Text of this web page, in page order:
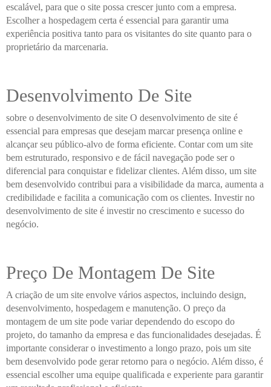
escalável, para que o site possa crescer junto com a empresa.
Escolher a hospedagem certa é essencial para garantir uma
experiência positiva tanto para os visitantes do site quanto para o
proprietário da marcenaria.
Desenvolvimento De Site
sobre o desenvolvimento de site O desenvolvimento de site é
essencial para empresas que desejam marcar presença online e
alcançar seu público-alvo de forma eficiente. Contar com um site
bem estruturado, responsivo e de fácil navegação pode ser o
diferencial para conquistar e fidelizar clientes. Além disso, um site
bem desenvolvido contribui para a visibilidade da marca, aumenta a
credibilidade e facilita a comunicação com os clientes. Investir no
desenvolvimento de site é investir no crescimento e sucesso do
negócio.
Preço De Montagem De Site
A criação de um site envolve vários aspectos, incluindo design,
desenvolvimento, hospedagem e manutenção. O preço da
montagem de um site pode variar dependendo do escopo do
projeto, do tamanho da empresa e das funcionalidades desejadas. É
importante considerar o investimento a longo prazo, pois um site
bem desenvolvido pode gerar retorno para o negócio. Além disso, é
essencial escolher uma equipe qualificada e experiente para garantir